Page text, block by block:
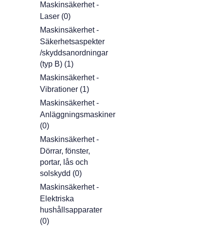
Maskinsäkerhet -
Laser (0)
Maskinsäkerhet -
Säkerhetsaspekter
/skyddsanordningar
(typ B) (1)
Maskinsäkerhet -
Vibrationer (1)
Maskinsäkerhet -
Anläggningsmaskiner
(0)
Maskinsäkerhet -
Dörrar, fönster,
portar, lås och
solskydd (0)
Maskinsäkerhet -
Elektriska
hushållsapparater
(0)